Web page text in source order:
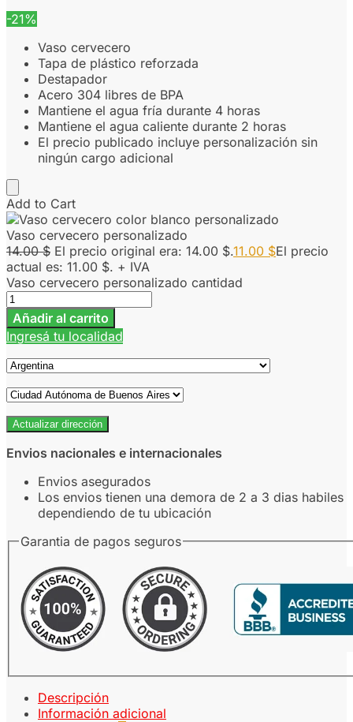
-21%
Vaso cervecero
Tapa de plástico reforzada
Destapador
Acero 304 libres de BPA
Mantiene el agua fría durante 4 horas
Mantiene el agua caliente durante 2 horas
El precio publicado incluye personalización sin
ningún cargo adicional
Add to Cart
Vaso cervecero personalizado
14.00$ El precio original era: 14.00 $.11.00 $El precio
actual es: 11.00 $. + IVA
Vaso cervecero personalizado cantidad
Añadir al carrito
Ingresá tu localidad
Actualizar dirección
Envios nacionales e internacionales
Envios asegurados
Los envios tienen una demora de 2 a 3 dias habiles
dependiendo de tu ubicación
Garantia de pagos seguros
Descripción
Información adicional